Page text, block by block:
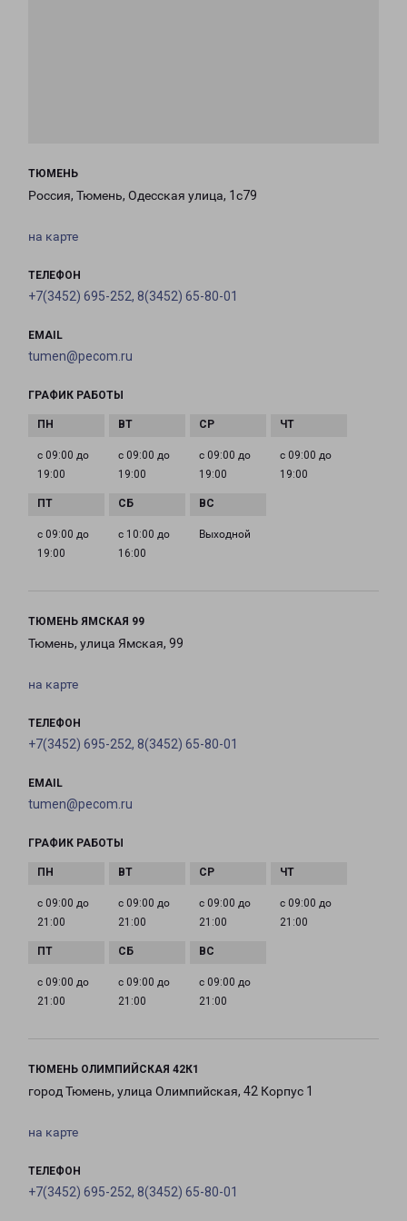
ТЮМЕНЬ
Россия, Тюмень, Одесская улица, 1с79
на карте
ТЕЛЕФОН
+7(3452) 695-252, 8(3452) 65-80-01
EMAIL
tumen@pecom.ru
ГРАФИК РАБОТЫ
с 09:00 до
19:00
с 09:00 до
19:00
с 09:00 до
19:00
с 09:00 до
19:00
с 09:00 до
19:00
с 10:00 до
16:00
Выходной
ТЮМЕНЬ ЯМСКАЯ 99
Тюмень, улица Ямская, 99
на карте
ТЕЛЕФОН
+7(3452) 695-252, 8(3452) 65-80-01
EMAIL
tumen@pecom.ru
ГРАФИК РАБОТЫ
с 09:00 до
21:00
с 09:00 до
21:00
с 09:00 до
21:00
с 09:00 до
21:00
с 09:00 до
21:00
с 09:00 до
21:00
с 09:00 до
21:00
ТЮМЕНЬ ОЛИМПИЙСКАЯ 42К1
город Тюмень, улица Олимпийская, 42 Корпус 1
на карте
ТЕЛЕФОН
+7(3452) 695-252, 8(3452) 65-80-01